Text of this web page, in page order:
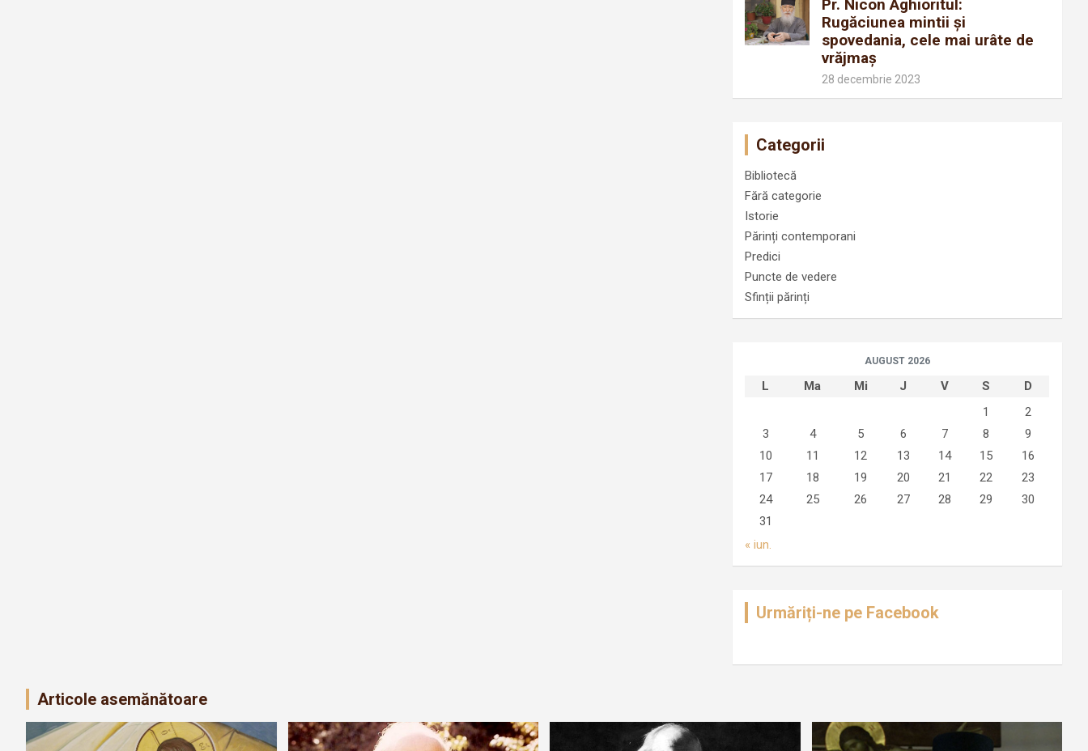
Pr. Nicon Aghioritul:
Rugăciunea mintii și
spovedania, cele mai urâte de
vrăjmaș
28 decembrie 2023
Categorii
Bibliotecă
Fără categorie
Istorie
Părinți contemporani
Predici
Puncte de vedere
Sfinții părinți
AUGUST 2026
L Ma Mi J V S
D
1
2
3
4 5 6 7 8
9
10
11 12 13 14 15
16
17
18 19 20 21 22
23
24
25 26 27 28 29
30
31
« iun.
Urmăriți-ne pe Facebook
Articole asemănătoare